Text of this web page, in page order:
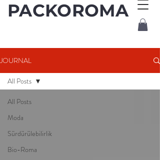
PACKOROMA
JOURNAL
All Posts
Moda
Sürdürülebilirlik
Bio-Roma
All Posts